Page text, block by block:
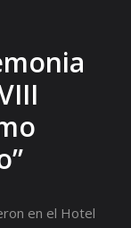
en el Hotel